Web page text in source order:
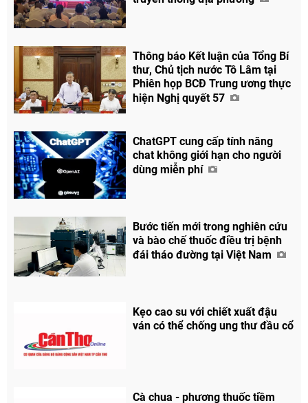
Chia sẻ
Facebook
Thông báo Kết luận của Tổng Bí
thư, Chủ tịch nước Tô Lâm tại
Phiên họp BCĐ Trung ương thực
hiện Nghị quyết 57
ChatGPT cung cấp tính năng
chat không giới hạn cho người
dùng miễn phí
Bước tiến mới trong nghiên cứu
và bào chế thuốc điều trị bệnh
đái tháo đường tại Việt Nam
Kẹo cao su với chiết xuất đậu
ván có thể chống ung thư đầu cổ
Cà chua - phương thuốc tiềm